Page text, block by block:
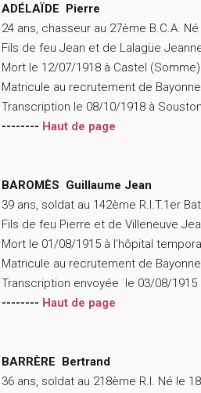
ADÉLAÏDE Pierre
24 ans, chasseur au 27ème B.C.A.
Fils de feu Jean et de Lalagüe
Mort le 12/07/1918 à Castel
Matricule au recrutement de
Transcription le 08/10/1918 à
-------- Haut de page
BAROMÈS Guillaume Jean
39 ans, soldat au 142ème R.I.T.1er
Fils de feu Pierre et de Villeneuve
Mort le 01/08/1915 à l’hôpital
Matricule au recrutement de
Transcription envoyée le 03/08/1915
-------- Haut de page
BARRÈRE Bertrand
36 ans, soldat au 218ème R.I. Né le